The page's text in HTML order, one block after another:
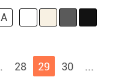
A
28 29 30
...